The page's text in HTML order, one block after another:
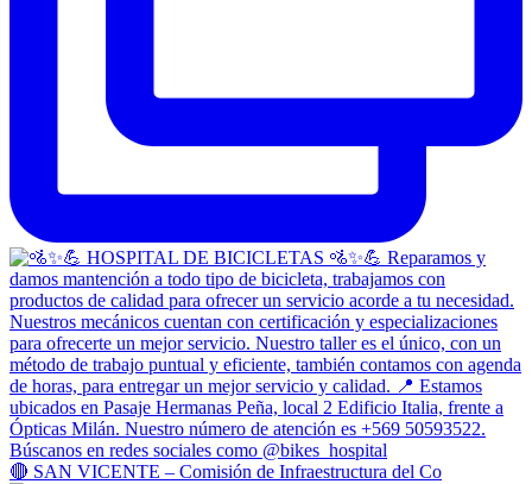
🔴 SAN VICENTE – Comisión de Infraestructura del Co